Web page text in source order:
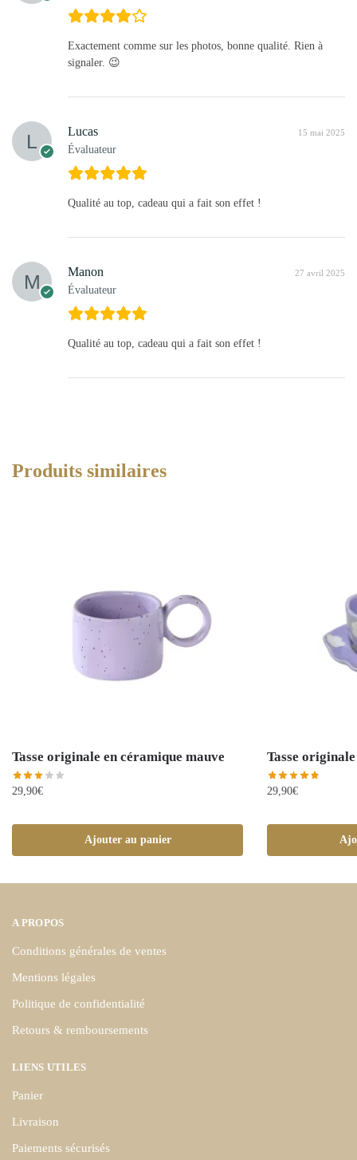
Exactement comme sur les photos, bonne qualité. Rien à
signaler. 😉
Lucas
Évaluateur
15 mai 2025
Qualité au top, cadeau qui a fait son effet !
Manon
Évaluateur
27 avril 2025
Qualité au top, cadeau qui a fait son effet !
Produits similaires
Tasse originale en céramique mauve
29,90€
Ajouter au panier
Tasse
29,90€
A PROPOS
Conditions générales de ventes
Mentions légales
Politique de confidentialité
Retours & remboursements
LIENS UTILES
Panier
Livraison
Paiements sécurisés